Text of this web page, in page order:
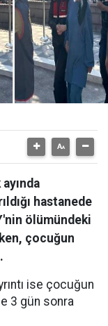
hastanede
ölümündeki
çocuğun
ise çocuğun
3 gün sonra